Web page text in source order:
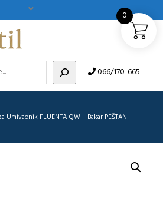
066/170-665
Umivaonik FLUENTA QW – Bakar PEŠTAN
0